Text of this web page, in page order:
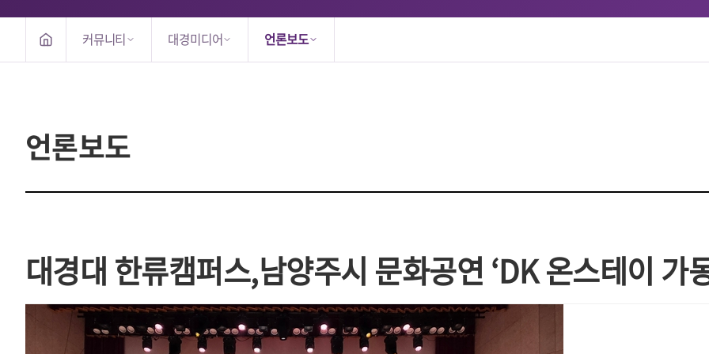
커뮤니티 대경미디어 언론보도
언론보도
대경대 한류캠퍼스,남양주시 문화공연 ‘DK 온스테이 가